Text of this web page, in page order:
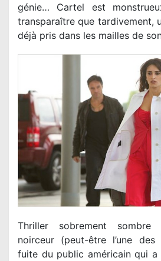
génie… Cartel est
transparaître que tardivement,
déjà pris dans les mailles de
Thriller sobrement sombre
noirceur (peut-être l’une
fuite du public américain qui